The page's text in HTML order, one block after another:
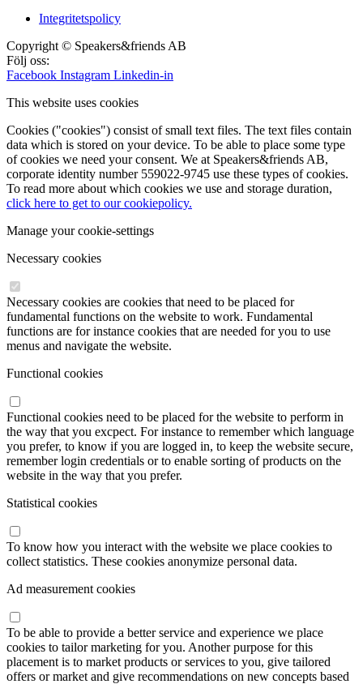
Integritetspolicy
Copyright © Speakers&friends AB
Följ oss:
Facebook Instagram Linkedin-in
This website uses cookies
Cookies ("cookies") consist of small text files. The text files contain
data which is stored on your device. To be able to place some type
of cookies we need your consent. We at Speakers&friends AB,
corporate identity number 559022-9745 use these types of cookies.
To read more about which cookies we use and storage duration,
click here to get to our cookiepolicy.
Manage your cookie-settings
Necessary cookies
Necessary cookies are cookies that need to be placed for
fundamental functions on the website to work. Fundamental
functions are for instance cookies that are needed for you to use
menus and navigate the website.
Functional cookies
Functional cookies need to be placed for the website to perform in
the way that you excpect. For instance to remember which language
you prefer, to know if you are logged in, to keep the website secure,
remember login credentials or to enable sorting of products on the
website in the way that you prefer.
Statistical cookies
To know how you interact with the website we place cookies to
collect statistics. These cookies anonymize personal data.
Ad measurement cookies
To be able to provide a better service and experience we place
cookies to tailor marketing for you. Another purpose for this
placement is to market products or services to you, give tailored
offers or market and give recommendations on new concepts based